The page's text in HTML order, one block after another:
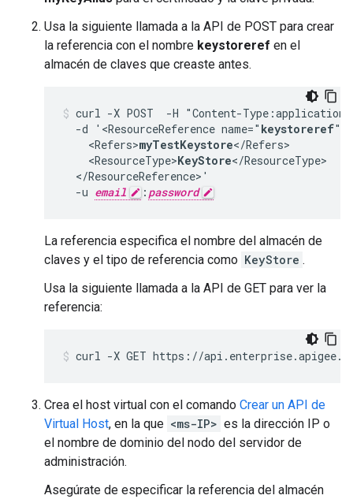
Usa la siguiente llamada a la API de POST para crear
la referencia con el nombre keystoreref en el
almacén de claves que creaste antes.
curl -X POST  -H "Content-
  -d '<ResourceReference name="
keystoreref">
    <Refers>
myTestKeystore</Refers>
    <ResourceType>
KeyStore</ResourceType>
  </ResourceReference>'
  -u
email : password
La referencia especifica el nombre del almacén de
claves y el tipo de referencia como KeyStore .
Usa la siguiente llamada a la API de GET para ver la
referencia:
Crea el host virtual con el comando Crear un API de
Virtual Host, en la que <ms-IP> es la dirección IP o
el nombre de dominio del nodo del servidor de
administración.
Asegúrate de especificar la referencia del almacén